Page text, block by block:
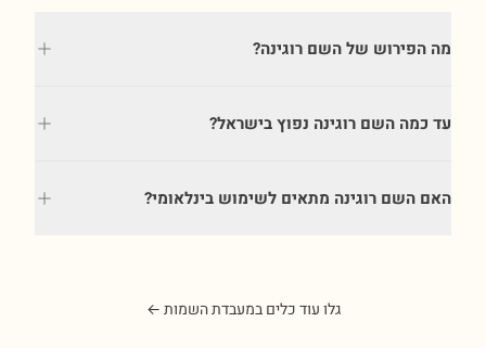
מה הפירוש של השם רוגינה?
עד כמה השם רוגינה נפוץ בישראל?
האם השם רוגינה מתאים לשימוש בינלאומי?
גלו עוד כלים במעבדת השמות ←